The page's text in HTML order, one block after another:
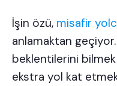
İşin özü, misafir
anlamaktan
beklentilerini bilmek
ekstra yol kat